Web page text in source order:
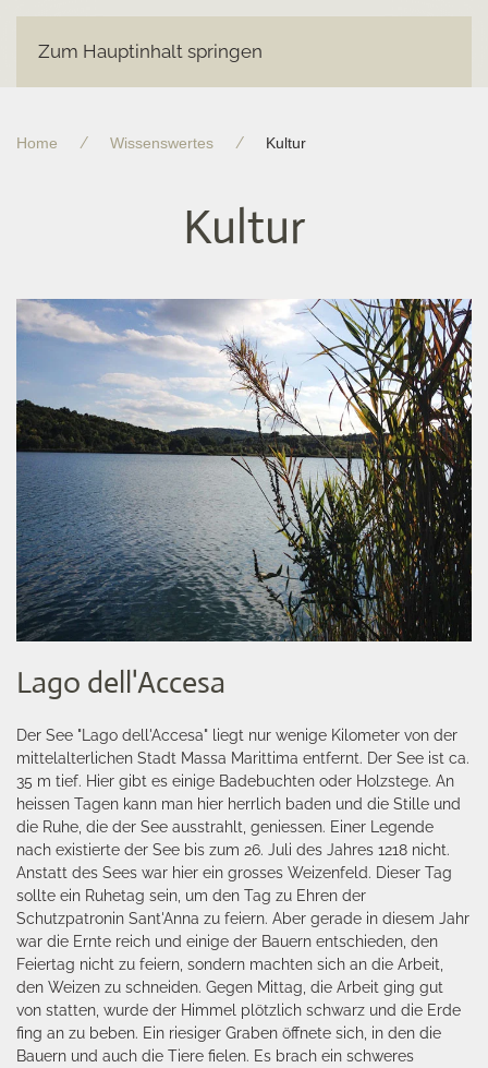
Zum Hauptinhalt springen
Home Wissenswertes Kultur
Kultur
Lago dell'Accesa
Der See "Lago dell'Accesa" liegt nur wenige Kilometer von der
mittelalterlichen Stadt Massa Marittima entfernt. Der See ist ca.
35 m tief. Hier gibt es einige Badebuchten oder Holzstege. An
heissen Tagen kann man hier herrlich baden und die Stille und
die Ruhe, die der See ausstrahlt, geniessen. Einer Legende
nach existierte der See bis zum 26. Juli des Jahres 1218 nicht.
Anstatt des Sees war hier ein grosses Weizenfeld. Dieser Tag
sollte ein Ruhetag sein, um den Tag zu Ehren der
Schutzpatronin Sant'Anna zu feiern. Aber gerade in diesem Jahr
war die Ernte reich und einige der Bauern entschieden, den
Feiertag nicht zu feiern, sondern machten sich an die Arbeit,
den Weizen zu schneiden. Gegen Mittag, die Arbeit ging gut
von statten, wurde der Himmel plötzlich schwarz und die Erde
fing an zu beben. Ein riesiger Graben öffnete sich, in den die
Bauern und auch die Tiere fielen. Es brach ein schweres